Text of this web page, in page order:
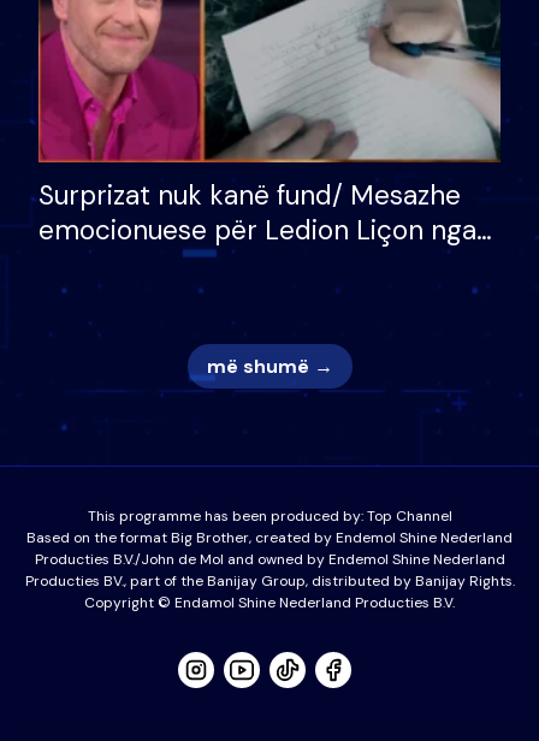
Surprizat nuk kanë fund/ Mesazhe
emocionuese për Ledion Liçon nga
nëna dhe fëmijët e tij, moderatori
nuk i mban dot lotët: Nuk meritoj…
më shumë →
This programme has been produced by:Top Channel
Based on the format Big Brother, created by Endemol Shine Nederland
Producties B.V./John de Mol and owned by Endemol Shine Nederland
Producties BV., part of the Banijay Group, distributed by Banijay Rights.
Copyright © Endamol Shine Nederland Producties B.V.